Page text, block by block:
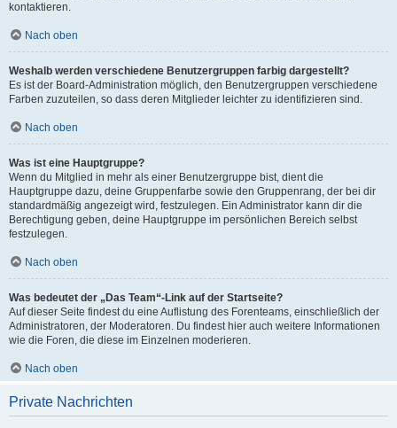
kontaktieren.
Nach oben
Weshalb werden verschiedene Benutzergruppen farbig dargestellt?
Es ist der Board-Administration möglich, den Benutzergruppen verschiedene
Farben zuzuteilen, so dass deren Mitglieder leichter zu identifizieren sind.
Nach oben
Was ist eine Hauptgruppe?
Wenn du Mitglied in mehr als einer Benutzergruppe bist, dient die
Hauptgruppe dazu, deine Gruppenfarbe sowie den Gruppenrang, der bei dir
standardmäßig angezeigt wird, festzulegen. Ein Administrator kann dir die
Berechtigung geben, deine Hauptgruppe im persönlichen Bereich selbst
festzulegen.
Nach oben
Was bedeutet der „Das Team“-Link auf der Startseite?
Auf dieser Seite findest du eine Auflistung des Forenteams, einschließlich der
Administratoren, der Moderatoren. Du findest hier auch weitere Informationen
wie die Foren, die diese im Einzelnen moderieren.
Nach oben
Private Nachrichten